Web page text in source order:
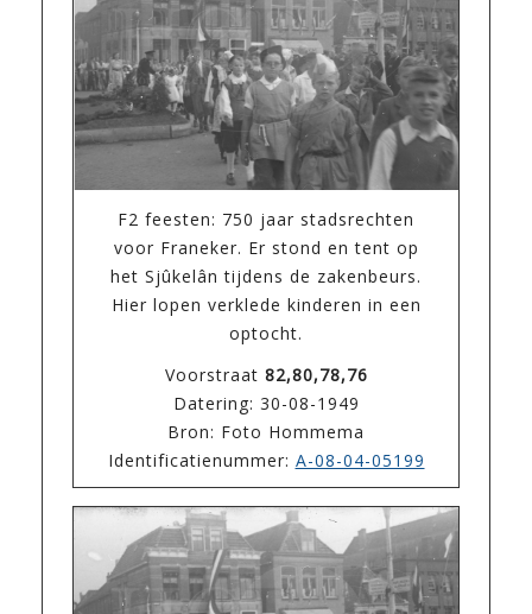
F2 feesten: 750 jaar stadsrechten
voor Franeker. Er stond en tent op
het Sjûkelân tijdens de zakenbeurs.
Hier lopen verklede kinderen in een
optocht.
Voorstraat 82,80,78,76
Datering: 30-08-1949
Bron: Foto Hommema
Identificatienummer: A-08-04-05199